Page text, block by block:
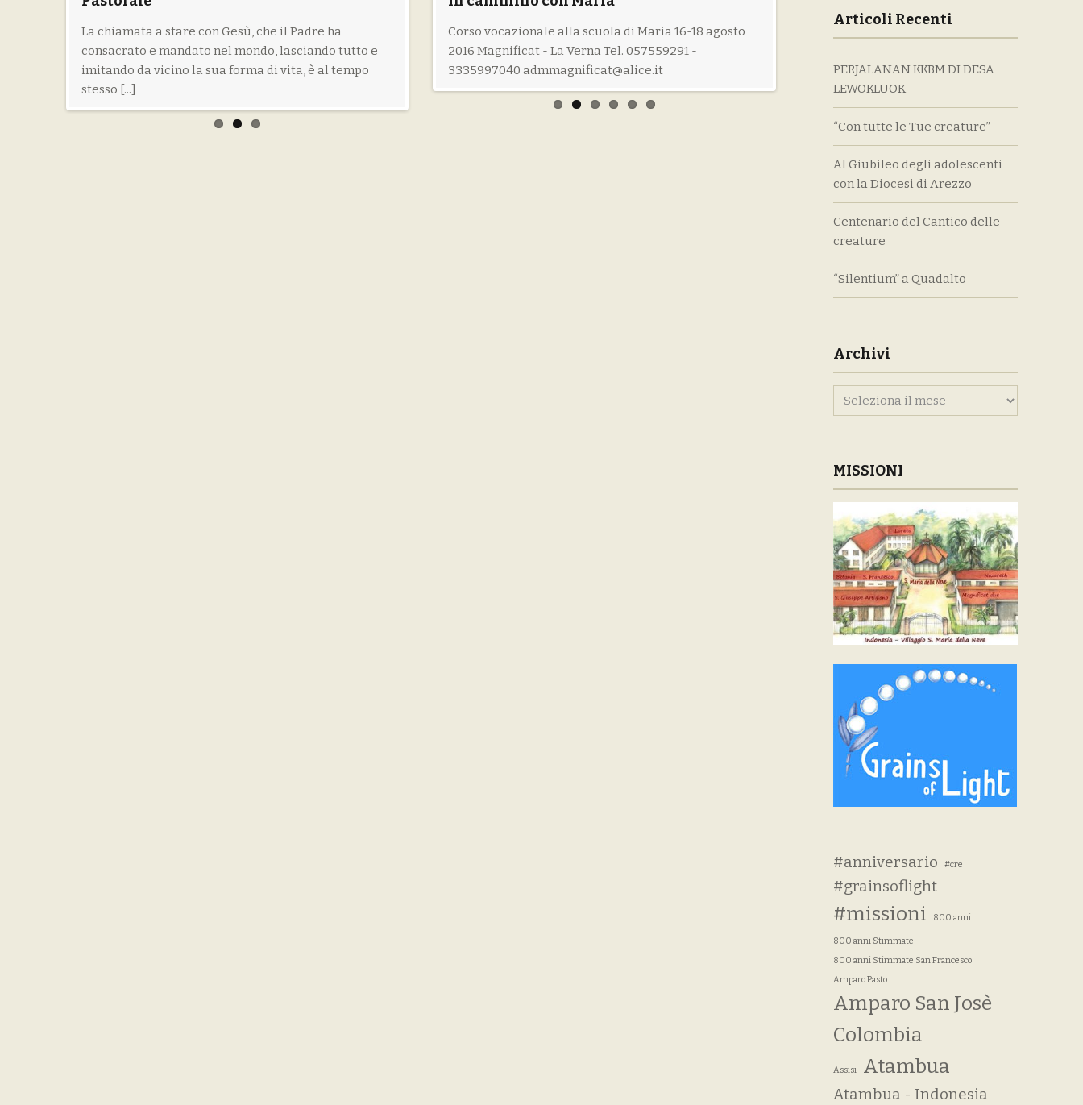
La chiamata a stare con Gesù, che il Padre ha
consacrato e mandato nel mondo, lasciando tutto e
imitando da vicino la sua forma di vita, è al tempo
stesso [...]
Sul Monte della Verna San Francesco si ritirava per
incontrarsi con se stesso e con Dio. Con la sua vita
egli ci insegna che solo scendendo nella propria
interiorità possiamo [...]
per dire al mondo che Dio è vicino e che ogni uomo
può incontrarlo per trovare significato e felicità, [...]
Il cammino di fede di Francesco: incontri di
spiritualità per ragazze 18-35 anni Se desideri fare il
punto sul tuo cammino di fede ripercorrendo
l'esperienza spirituale di Francesco... Se desideri
aprirti [...]
Corso vocazionale alla scuola di Maria 16-18 agosto
2016 Magnificat - La Verna Tel. 057559291 -
3335997040 admmagnificat@alice.it
13 dicembre 10 gennaio 14 febbraio 14 marzo 11
9 maggio 13 [...]
Articoli Recenti
PERJALANAN KKBM DI DESA
LEWOKLUOK
“Con tutte le Tue creature”
Al Giubileo degli adolescenti
con la Diocesi di Arezzo
Centenario del Cantico delle
creature
“Silentium” a Quadalto
Archivi
Archivi
MISSIONI
#anniversario #cre
#grainsoflight
#missioni 800 anni
800 anni Stimmate
800 anni Stimmate San Francesco
Amparo Pasto
Amparo San Josè
Colombia
Assisi Atambua
Atambua - Indonesia